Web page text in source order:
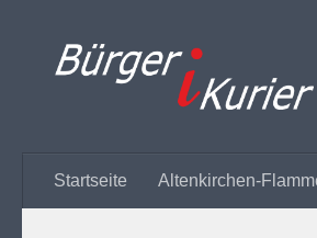
Startseite Altenkirchen-